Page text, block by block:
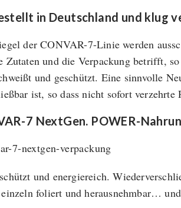
in Deutschland und klug
der CONVAR-7-Linie werden
Zutaten und die Verpackung betrifft,
und geschützt. Eine sinnvolle
ist, so dass nicht sofort
7 NextGen. POWER-
und energiereich.
foliert und herausnehmbar…